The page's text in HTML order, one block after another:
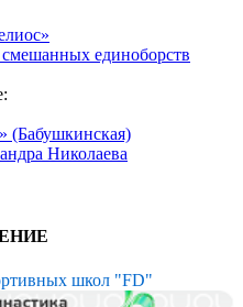
единоборств
(Бабушкинская)
Николаева
школ "FD"